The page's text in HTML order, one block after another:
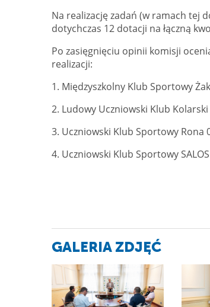
Na realizację zadań (w ramach tej
dotychczas 12 dotacji na łączną
Po zasięgnięciu opinii komisji
realizacji:
1. Międzyszkolny Klub Sportowy
2. Ludowy Uczniowski Klub Kolarski
3. Uczniowski Klub Sportowy Rona
4. Uczniowski Klub Sportowy
GALERIA ZDJĘĆ